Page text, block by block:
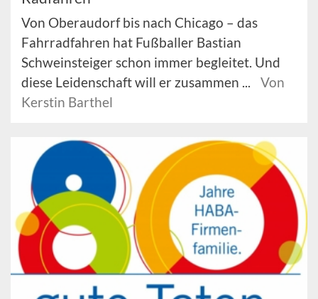
Von Oberaudorf bis nach Chicago – das
Fahrradfahren hat Fußballer Bastian
Schweinsteiger schon immer begleitet. Und
diese Leidenschaft will er zusammen ...
Von
Kerstin Barthel